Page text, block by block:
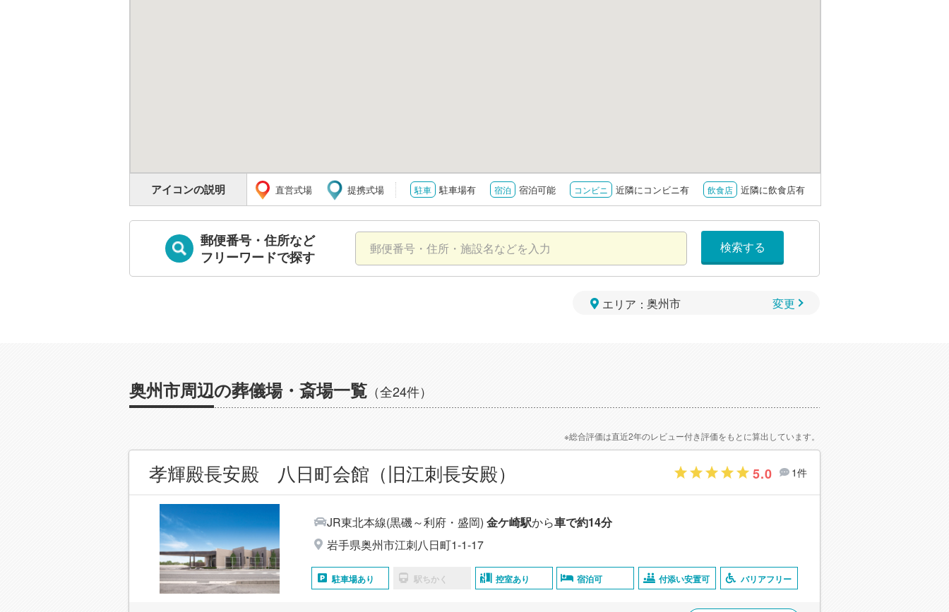
アイコンの説明 直営式場 提携式場 駐車 駐車場有 宿泊 宿泊可能 コンビニ 近隣にコンビニ有 飲食店 近隣に飲食店有
郵便番号・住所など
フリーワードで探す
検索する
エリア： 変更
奥州市周辺の葬儀場・斎場一覧 （全24件）
※総合評価は直近2年のレビュー付き評価をもとに算出しています。
孝輝殿長安殿 八日町会館（旧江刺長安殿） 5.0 1件
JR東北本線(黒磯～利府・盛岡) 金ケ崎駅から車で約14分
岩手県奥州市江刺八日町1-1-17
駐車場あり 駅ちかく 控室あり 宿泊可 付添い安置可 バリアフリー